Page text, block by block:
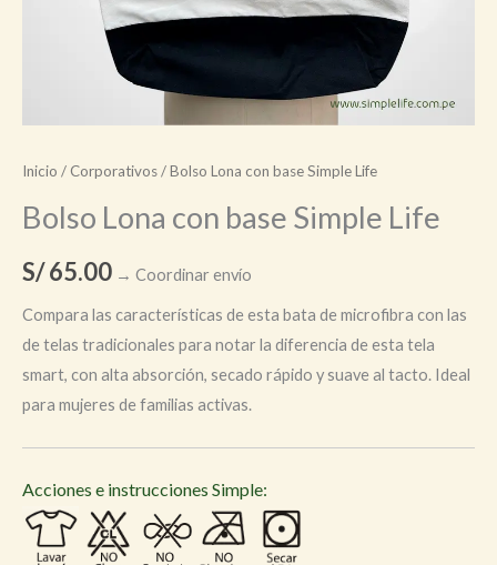
Inicio / Corporativos/ Bolso Lona con base Simple Life
Bolso Lona con base Simple Life
S/65.00 → Coordinar envío
Compara las características de esta bata de microfibra con las
de telas tradicionales para notar la diferencia de esta tela
smart, con alta absorción, secado rápido y suave al tacto. Ideal
para mujeres de familias activas.
Acciones e instrucciones Simple: